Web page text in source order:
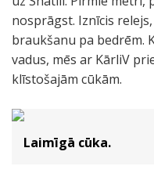
nosprāgst. Iznīcis
braukšanu pa bedrēm.
vadus, mēs ar KārliV
klīstošajām cūkām.
Laimīgā cūka.